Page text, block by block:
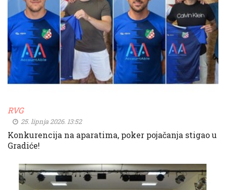
RVG
25. lipnja 2026. 13:52
Konkurencija na aparatima, poker pojačanja stigao u
Gradiće!